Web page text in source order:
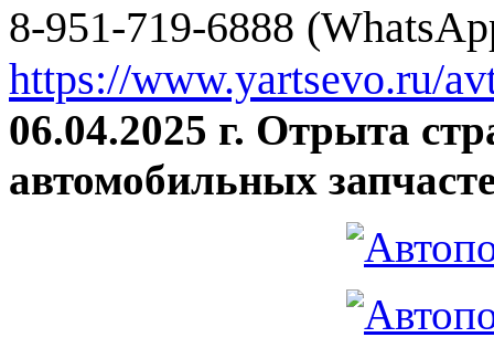
8-951-719-6888
https://www.yartsevo.ru/
06.04.2025 г. Отрыта
автомобильных